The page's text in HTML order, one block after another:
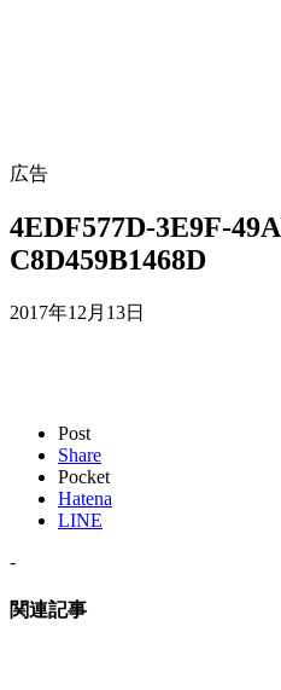
広告
4EDF577D-3E9F-
C8D459B1468D
2017年12月13日
Post
Share
Pocket
Hatena
LINE
-
関連記事